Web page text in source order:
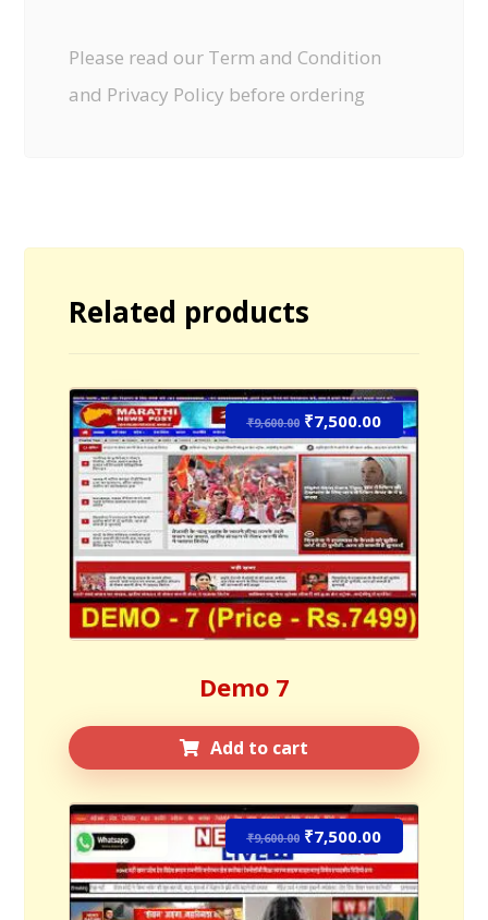
Please read our Term and Condition
and Privacy Policy before ordering
Related products
Demo 7
₹9,600.00 ₹7,500.00
Sale!
Add to cart
₹9,600.00 ₹7,500.00
Sale!